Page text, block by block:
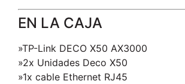
EN LA CAJA
»TP-Link DECO X50 AX3000
»2x Unidades Deco X50
»1x cable Ethernet RJ45